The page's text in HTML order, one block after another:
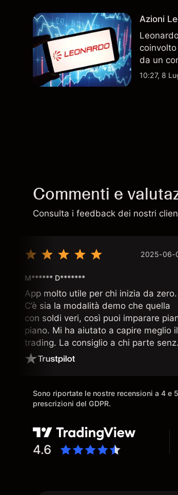
Azioni
da un
10:27, 8
Commenti e
Consulta i feedback dei nostri
2025-06-
M****** D*******
App molto utile per chi inizia da zero.
C’è sia la modalità demo che quella
con soldi veri, così puoi imparare
piano. Mi ha aiutato a capire meglio il
trading. La consiglio a chi parte
esperienza.
Sono riportate le nostre recensioni a 4 e
prescrizioni del GDPR.
4.6